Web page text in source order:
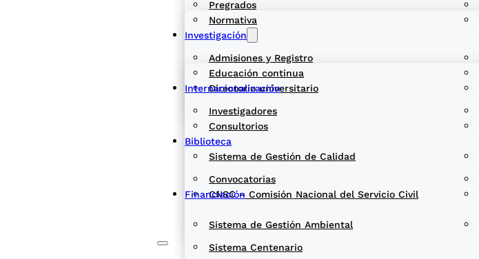
Normativa
Directorio universitario
Sistema de Gestión de Calidad
Sistema de Gestión Ambiental
Pregrados
Educación continua
Admisiones y Registro
Consultorios
CNSC – Comisión Nacional del Servicio Civil
Investigación
Investigadores
Convocatorias
Sistema Centenario
Internacionalización
Biblioteca
Financiación